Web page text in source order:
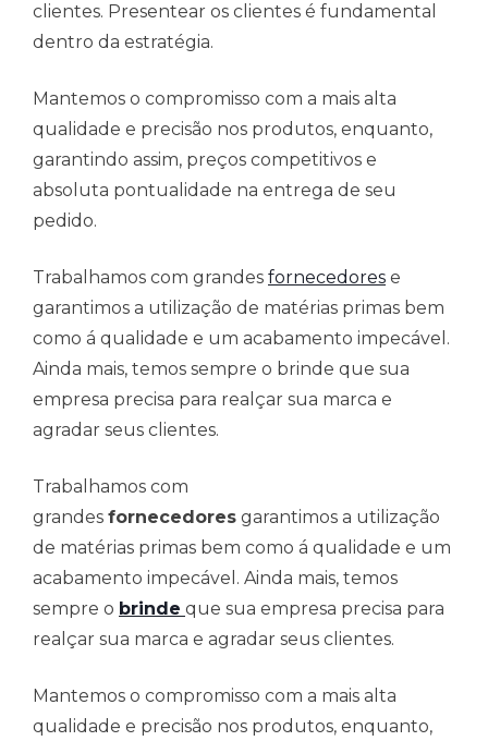
clientes. Presentear os clientes é fundamental
dentro da estratégia.
Mantemos o compromisso com a mais alta
qualidade e precisão nos produtos, enquanto,
garantindo assim, preços competitivos e
absoluta pontualidade na entrega de seu
pedido.
Trabalhamos com grandes fornecedores e
garantimos a utilização de matérias primas bem
como á qualidade e um acabamento impecável.
Ainda mais, temos sempre o brinde que sua
empresa precisa para realçar sua marca e
agradar seus clientes.
Trabalhamos com
grandes fornecedores garantimos a utilização
de matérias primas bem como á qualidade e um
acabamento impecável. Ainda mais, temos
sempre o brinde que sua empresa precisa para
realçar sua marca e agradar seus clientes.
Mantemos o compromisso com a mais alta
qualidade e precisão nos produtos, enquanto,